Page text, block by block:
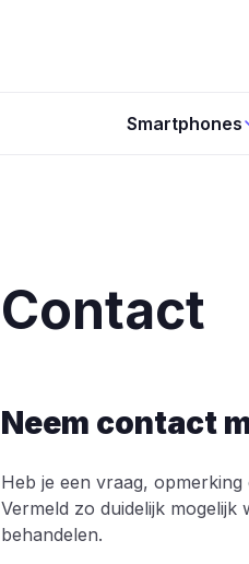
Smartphones
Contact
Neem contact
Heb je een vraag,
Vermeld zo duidelijk
behandelen.